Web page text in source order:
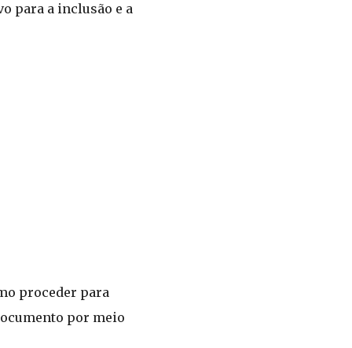
para a inclusão e a
proceder para
por meio